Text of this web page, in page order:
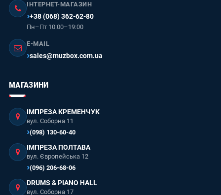
ІНТЕРНЕТ-МАГАЗИН
+38 (068) 362-62-80
Пн–Пт 10:00–19:00
E-MAIL
sales@muzbox.com.ua
МАГАЗИНИ
ІМПРЕЗА КРЕМЕНЧУК
вул. Соборна 11
(098) 130-60-40
ІМПРЕЗА ПОЛТАВА
вул. Європейська 12
(096) 206-68-06
DRUMS & PIANO HALL
вул. Соборна 17